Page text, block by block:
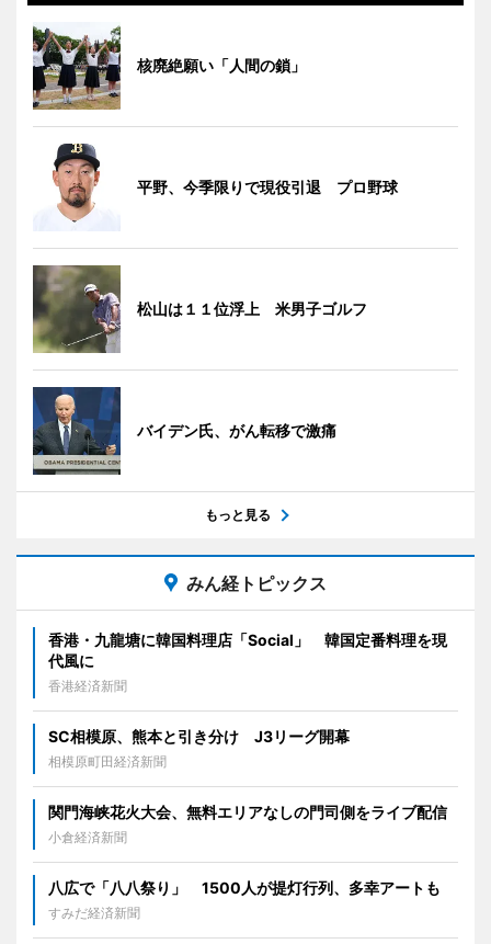
核廃絶願い「人間の鎖」
平野、今季限りで現役引退 プロ野球
松山は１１位浮上 米男子ゴルフ
バイデン氏、がん転移で激痛
もっと見る
みん経トピックス
香港・九龍塘に韓国料理店「Social」 韓国定番料理を現
代風に
香港経済新聞
SC相模原、熊本と引き分け J3リーグ開幕
相模原町田経済新聞
関門海峡花火大会、無料エリアなしの門司側をライブ配信
小倉経済新聞
八広で「八八祭り」 1500人が提灯行列、多幸アートも
すみだ経済新聞